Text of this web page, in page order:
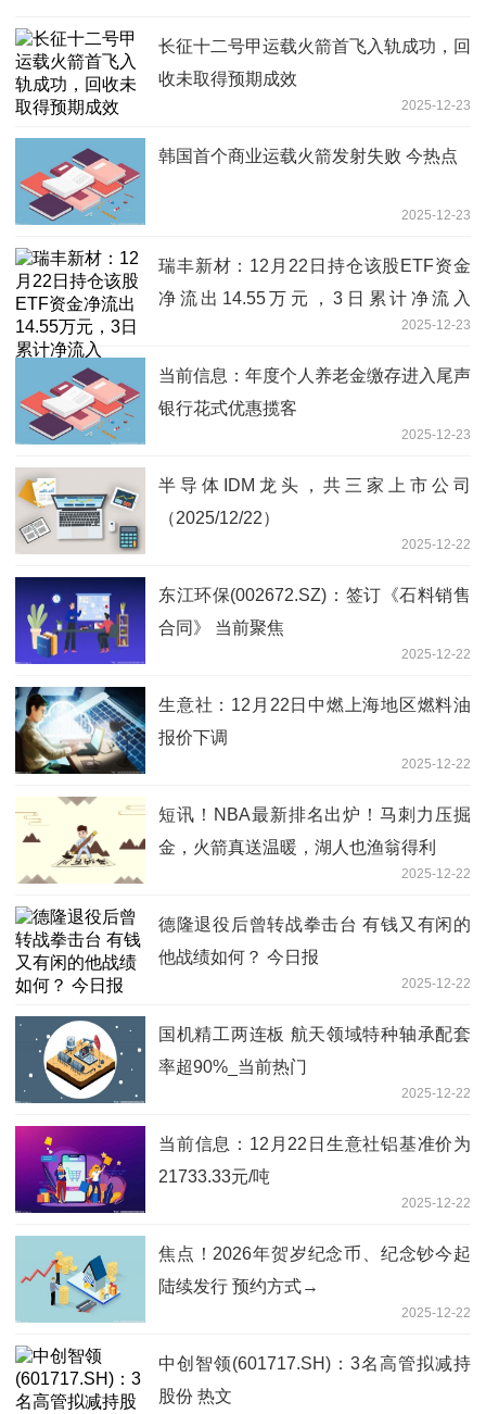
长征十二号甲运载火箭首飞入轨成功，回
收未取得预期成效
2025-12-23
韩国首个商业运载火箭发射失败 今热点
2025-12-23
瑞丰新材：12月22日持仓该股ETF资金
净流出14.55万元，3日累计净流入
2025-12-23
当前信息：年度个人养老金缴存进入尾声
银行花式优惠揽客
2025-12-23
半导体IDM龙头，共三家上市公司
（2025/12/22）
2025-12-22
东江环保(002672.SZ)：签订《石料销售
合同》 当前聚焦
2025-12-22
生意社：12月22日中燃上海地区燃料油
报价下调
2025-12-22
短讯！NBA最新排名出炉！马刺力压掘
金，火箭真送温暖，湖人也渔翁得利
2025-12-22
德隆退役后曾转战拳击台 有钱又有闲的
他战绩如何？ 今日报
2025-12-22
国机精工两连板 航天领域特种轴承配套
率超90%_当前热门
2025-12-22
当前信息：12月22日生意社铝基准价为
21733.33元/吨
2025-12-22
焦点！2026年贺岁纪念币、纪念钞今起
陆续发行 预约方式→
2025-12-22
中创智领(601717.SH)：3名高管拟减持
股份 热文